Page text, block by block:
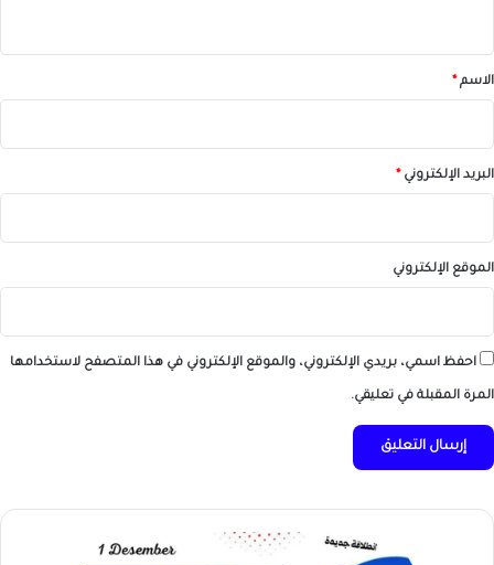
*الاسم *
البريد الإلكتروني *
الموقع الإلكتروني
احفظ اسمي، بريدي الإلكتروني، والموقع الإلكتروني في هذا المتصفح لاستخدامها
المرة المقبلة في تعليقي.